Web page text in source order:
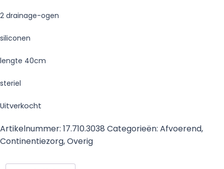
2 drainage-ogen
siliconen
lengte 40cm
steriel
Uitverkocht
Artikelnummer: 17.710.3038 Categorieën: Afvoerend,
Continentiezorg,Overig